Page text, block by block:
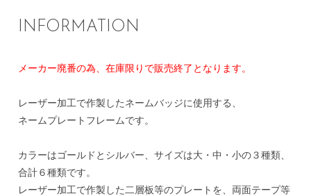
INFORMATION
メーカー廃番の為、在庫限りで販売終了となります。
レーザー加工で作製したネームバッジに使用する、
ネームプレートフレームです。
カラーはゴールドとシルバー、サイズは大・中・小の３種類、
合計６種類です。
レーザー加工で作製した二層板等のプレートを、両面テープ等